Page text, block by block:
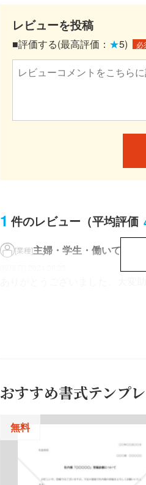
レビューを投稿
■評価する(最高評価： ★5) 必
1 件のレビュー （平均評価
[業種]主婦・学生・働いていない
おすすめ書式テンプ
無料